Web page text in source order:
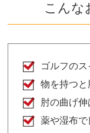
こんな
ゴルフの
物を持つ
肘の曲げ
薬や湿布